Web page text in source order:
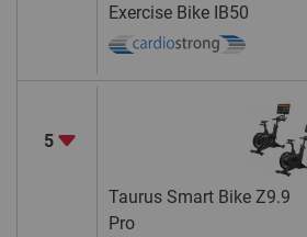
Exercise Bike IB50
5
Taurus Smart Bike Z9.9
Pro